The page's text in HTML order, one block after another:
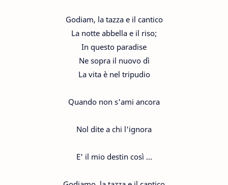
Godiam, la tazza e il cantico
La notte abbella e il riso;
In questo paradise
Ne sopra il nuovo dì
La vita è nel tripudio
Quando non s'ami ancora
Nol dite a chi l'ignora
E' il mio destin così ...